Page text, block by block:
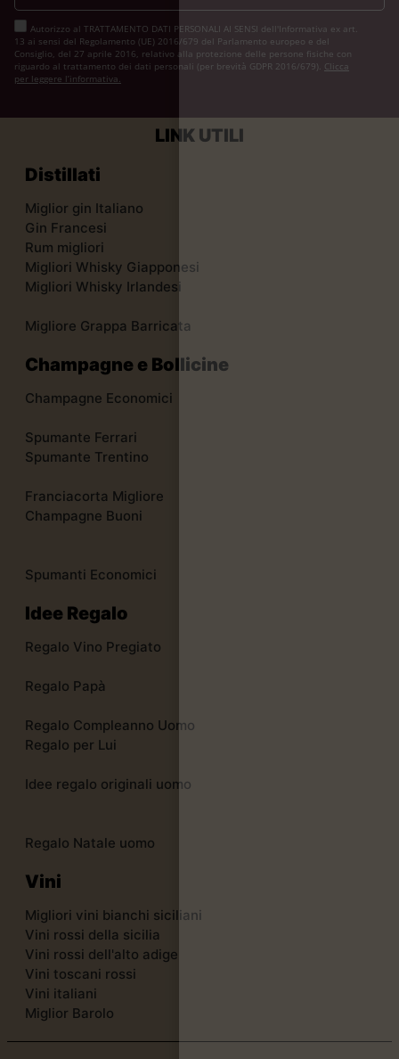
Autorizzo al TRATTAMENTO DATI PERSONALI AI SENSI dell'Informativa ex art.
13 ai sensi del Regolamento (UE) 2016/679 del Parlamento europeo e del
Consiglio, del 27 aprile 2016, relativo alla protezione delle persone fisiche con
riguardo al trattamento dei dati personali (per brevità GDPR 2016/679). Clicca
per leggere l’informativa.
LINK UTILI
Distillati
Miglior gin Italiano
Gin Francesi
Rum migliori
Migliori Whisky Giapponesi
Migliori Whisky Irlandesi
Migliore Grappa Barricata
Champagne e Bollicine
Champagne Economici
Spumante Ferrari
Spumante Trentino
Franciacorta Migliore
Champagne Buoni
Spumanti Economici
Idee Regalo
Regalo Vino Pregiato
Regalo Papà
Regalo Compleanno Uomo
Regalo per Lui
Idee regalo originali uomo
Regalo Natale uomo
Vini
Migliori vini bianchi siciliani
Vini rossi della sicilia
Vini rossi dell'alto adige
Vini toscani rossi
Vini italiani
Miglior Barolo